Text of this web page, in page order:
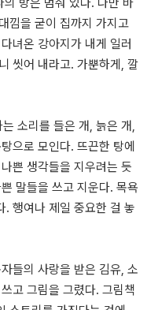
낌을 굳이 집까지 가지고
녀온 강아지가 내게 일러
씻어 내라고. 가뿐하게, 깔
소리를 들은 개, 늙은 개,
으로 모인다. 뜨끈한 탕에
쁜 생각들을 지우려는 듯
말들을 쓰고 지운다. 목욕
. 행여나 제일 중요한 걸 놓
들의 사랑을 받은 김유, 소
고 그림을 그렸다. 그림책